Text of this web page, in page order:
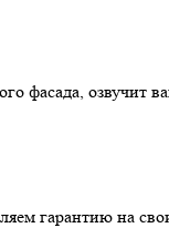
фасада, озвучит
гарантию на